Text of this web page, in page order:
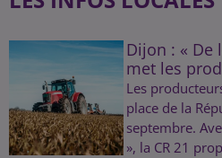
Dijon : « De
met les
Les
place de la
septembre.
», la CR 21